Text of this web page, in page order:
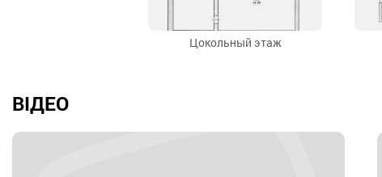
Цокольный этаж
ВІДЕО